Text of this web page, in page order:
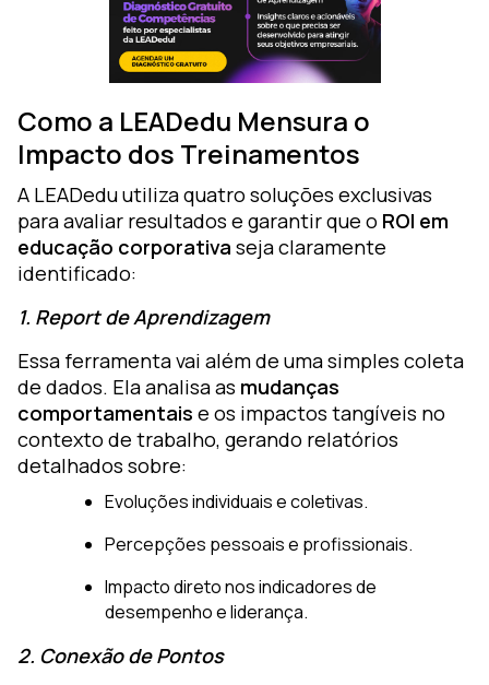
Como a LEADedu Mensura o
Impacto dos Treinamentos
A LEADedu utiliza quatro soluções exclusivas
para avaliar resultados e garantir que o ROI em
educação corporativa seja claramente
identificado:
1. Report de Aprendizagem
Essa ferramenta vai além de uma simples coleta
de dados. Ela analisa as mudanças
comportamentais e os impactos tangíveis no
contexto de trabalho, gerando relatórios
detalhados sobre:
Evoluções individuais e coletivas.
Percepções pessoais e profissionais.
Impacto direto nos indicadores de
desempenho e liderança.
2. Conexão de Pontos